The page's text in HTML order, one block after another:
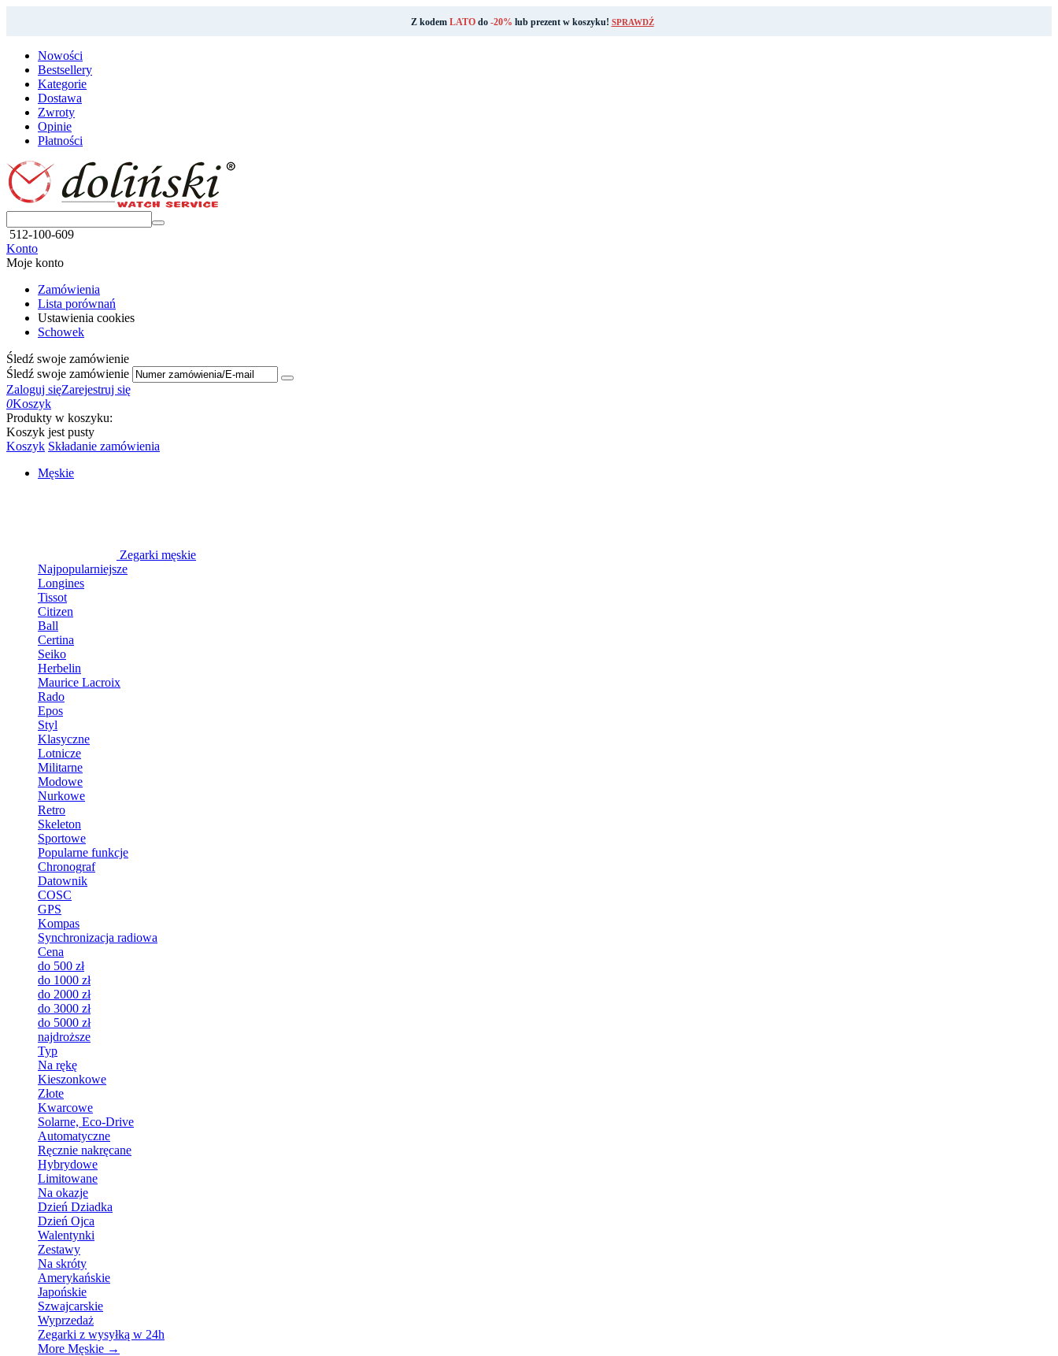
Z kodem LATOdo -20% lub prezent w koszyku! SPRAWDŹ
Nowości
Bestsellery
Kategorie
Dostawa
Zwroty
Opinie
Płatności
512-100-609
Konto
Moje konto
Zamówienia
Lista porównań
Ustawienia cookies
Schowek
Śledź swoje zamówienie
Śledź swoje zamówienie
Zaloguj sięZarejestruj się
0Koszyk
Produkty w koszyku:
Koszyk jest pusty
Koszyk Składanie zamówienia
Męskie
Zegarki męskie
Najpopularniejsze
Longines
Tissot
Citizen
Ball
Certina
Seiko
Herbelin
Maurice Lacroix
Rado
Epos
Styl
Klasyczne
Lotnicze
Militarne
Modowe
Nurkowe
Retro
Skeleton
Sportowe
Popularne funkcje
Chronograf
Datownik
COSC
GPS
Kompas
Synchronizacja radiowa
Cena
do 500 zł
do 1000 zł
do 2000 zł
do 3000 zł
do 5000 zł
najdroższe
Typ
Na rękę
Kieszonkowe
Złote
Kwarcowe
Solarne, Eco-Drive
Automatyczne
Ręcznie nakręcane
Hybrydowe
Limitowane
Na okazje
Dzień Dziadka
Dzień Ojca
Walentynki
Zestawy
Na skróty
Amerykańskie
Japońskie
Szwajcarskie
Wyprzedaż
Zegarki z wysyłką w 24h
More Męskie →